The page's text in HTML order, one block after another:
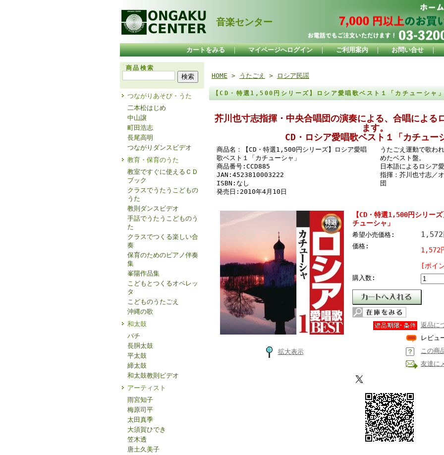
音楽センター
カートをみる ｜ マイページへログイン ｜ ご利用案内 ｜ お問い合せ ｜
商品検索
つながりあそび・うた
二本松はじめ
中山譲
町田浩志
長尾高明
つながりダンスビデオ
教育・保育のうた
教室ですぐに使えるＣＤ
ブック
クラスでうたうこどもの
うた
教則ダンスビデオ
手話でうたうこどものう
た
クラスでつくる楽しい合
奏
保育のためのピアノ伴奏
集
峯陽作品集
こどもとつくるオペレッ
タ
こどものうたごえ
沖縄の歌
和太鼓
バチ
長胴太鼓
平太鼓
締太鼓
和太鼓教則ビデオ
アーティスト
雨宮知子
梅原司平
太田真季
大須賀ひでき
笠木透
唐土久美子
HOME > うたごえ > ロシア民謡
【CD・特選1,500円シリーズ】ロシア愛唱歌ベスト１「カチューシャ
芥川也寸志指揮・中央合唱団の演奏による、合唱による
ます。
CD・ロシア愛唱歌ベスト１「カチュー
商品名：【CD・特選1,500円シリーズ】ロシア愛唱
歌ベスト１「カチューシャ」
商品番号:CCD885
JAN:4523810003222
ISBN:なし
発売日:2010年4月10日
うたごえ運動で歌わ
めたベスト盤。
日本語によるロシア
指揮：芥川也寸志／
団
拡大表示
【CD・特選1,500円シリー
チューシャ」
希望小売価格:
価格:
1,572
[ポイ
購入数:
返品に
レビュ
この商
友達に